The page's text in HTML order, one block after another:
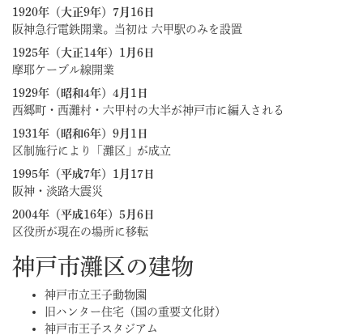
1920年（大正9年）7月16日
阪神急行電鉄開業。当初は 六甲駅のみを設置
1925年（大正14年）1月6日
摩耶ケーブル線開業
1929年（昭和4年）4月1日
西郷町・西灘村・六甲村の大半が神戸市に編入される
1931年（昭和6年）9月1日
区制施行により「灘区」が成立
1995年（平成7年）1月17日
阪神・淡路大震災
2004年（平成16年）5月6日
区役所が現在の場所に移転
神戸市灘区の建物
神戸市立王子動物園
旧ハンター住宅（国の重要文化財）
神戸市王子スタジアム